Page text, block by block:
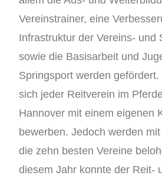
Vereinstrainer, eine
Infrastruktur der Vereins- und
sowie die Basisarbeit und
Springsport werden
sich jeder Reitverein im
Hannover mit einem eigenen
bewerben. Jedoch werden
die zehn besten Vereine
diesem Jahr konnte der Reit-